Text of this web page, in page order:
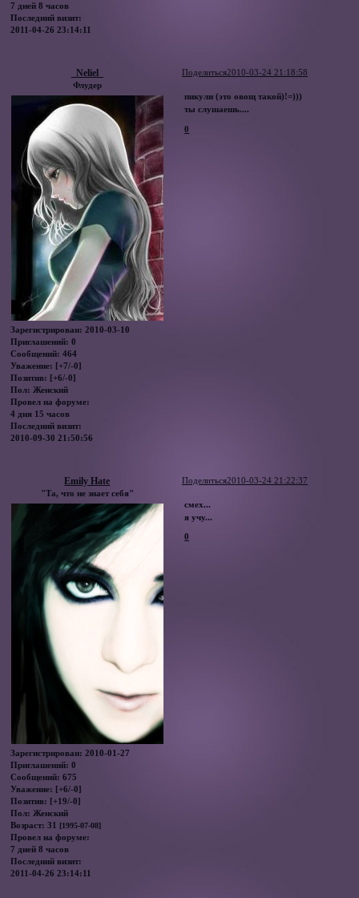
7 дней 8 часов
Последний визит:
2011-04-26 23:14:11
Поделиться2010-03-24 21:18:58
_Neliel_
Флудер
Зарегистрирован: 2010-03-10
Приглашений: 0
Сообщений: 464
Уважение: [+7/-0]
Позитив: [+6/-0]
Пол: Женский
Провел на форуме:
4 дня 15 часов
Последний визит:
2010-09-30 21:50:56
пикули (это овощ такой)!=)))
ты слушаешь....
0
Поделиться2010-03-24 21:22:37
Emily Hate
"Та, что не знает себя"
Зарегистрирован: 2010-01-27
Приглашений: 0
Сообщений: 675
Уважение: [+6/-0]
Позитив: [+19/-0]
Пол: Женский
Возраст: 31 [1995-07-08]
Провел на форуме:
7 дней 8 часов
Последний визит:
2011-04-26 23:14:11
смех...
я учу...
0